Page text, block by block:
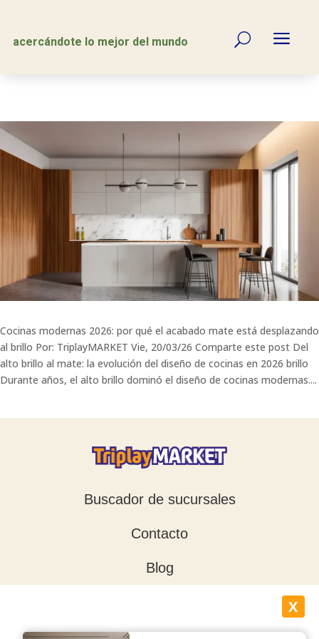
acercándote lo mejor del mundo U a
Cocinas modernas 2026: por qué el acabado mate está desplazando
al brillo Por: TriplayMARKET Vie, 20/03/26 Comparte este post Del
alto brillo al mate: la evolución del diseño de cocinas en 2026 brillo
Durante años, el alto brillo dominó el diseño de cocinas modernas....
Buscador de sucursales
Contacto
Blog
X